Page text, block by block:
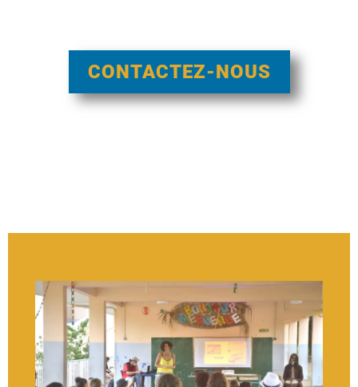
CONTACTEZ-NOUS